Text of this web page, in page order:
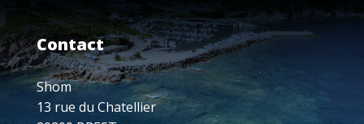
Contact
Shom
13 rue du Chatellier